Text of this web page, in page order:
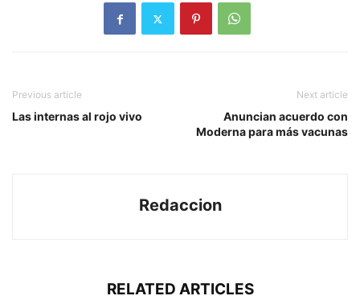
Previous article
Las internas al rojo vivo
Next article
Anuncian acuerdo con
Moderna para más vacunas
Redaccion
RELATED ARTICLES